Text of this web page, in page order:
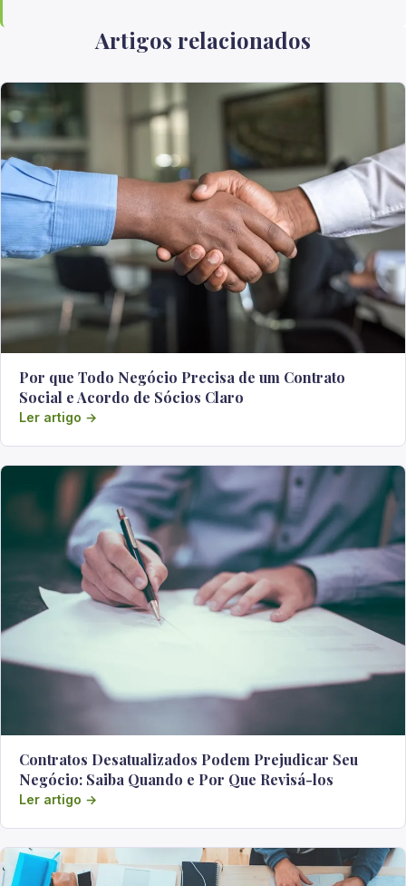
Artigos relacionados
Por que Todo Negócio Precisa de um Contrato
Social e Acordo de Sócios Claro
Ler artigo →
Contratos Desatualizados Podem Prejudicar Seu
Negócio: Saiba Quando e Por Que Revisá-los
Ler artigo →